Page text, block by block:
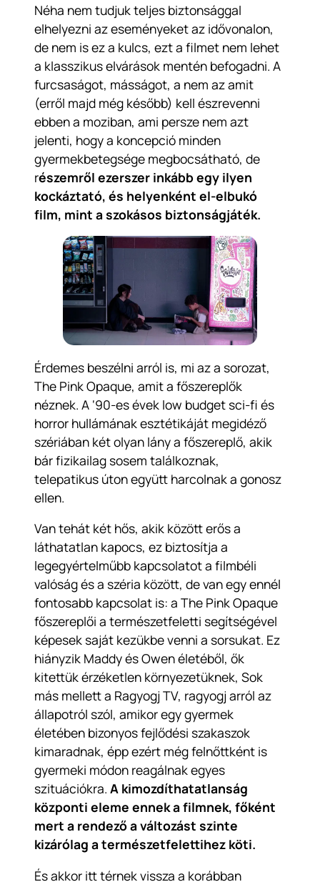
Néha nem tudjuk teljes biztonsággal
elhelyezni az eseményeket az idővonalon,
de nem is ez a kulcs, ezt a filmet nem lehet
a klasszikus elvárások mentén befogadni. A
furcsaságot, másságot, a nem az amit
(erről majd még később) kell észrevenni
ebben a moziban, ami persze nem azt
jelenti, hogy a koncepció minden
gyermekbetegsége megbocsátható, de
részemről ezerszer inkább egy ilyen
kockáztató, és helyenként el-elbukó
film, mint a szokásos biztonságjáték.
Érdemes beszélni arról is, mi az a sorozat,
The Pink Opaque, amit a főszereplők
néznek. A ‘90-es évek low budget sci-fi és
horror hullámának esztétikáját megidéző
szériában két olyan lány a főszereplő, akik
bár fizikailag sosem találkoznak,
telepatikus úton együtt harcolnak a gonosz
ellen.
Van tehát két hős, akik között erős a
láthatatlan kapocs, ez biztosítja a
legegyértelműbb kapcsolatot a filmbéli
valóság és a széria között, de van egy ennél
fontosabb kapcsolat is: a The Pink Opaque
főszereplői a természetfeletti segítségével
képesek saját kezükbe venni a sorsukat. Ez
hiányzik Maddy és Owen életéből, ők
kitettük érzéketlen környezetüknek, Sok
más mellett a Ragyogj TV, ragyogj arról az
állapotról szól, amikor egy gyermek
életében bizonyos fejlődési szakaszok
kimaradnak, épp ezért még felnőttként is
gyermeki módon reagálnak egyes
szituációkra. A kimozdíthatatlanság
központi eleme ennek a filmnek, főként
mert a rendező a változást szinte
kizárólag a természetfelettihez köti.
És akkor itt térnek vissza a korábban